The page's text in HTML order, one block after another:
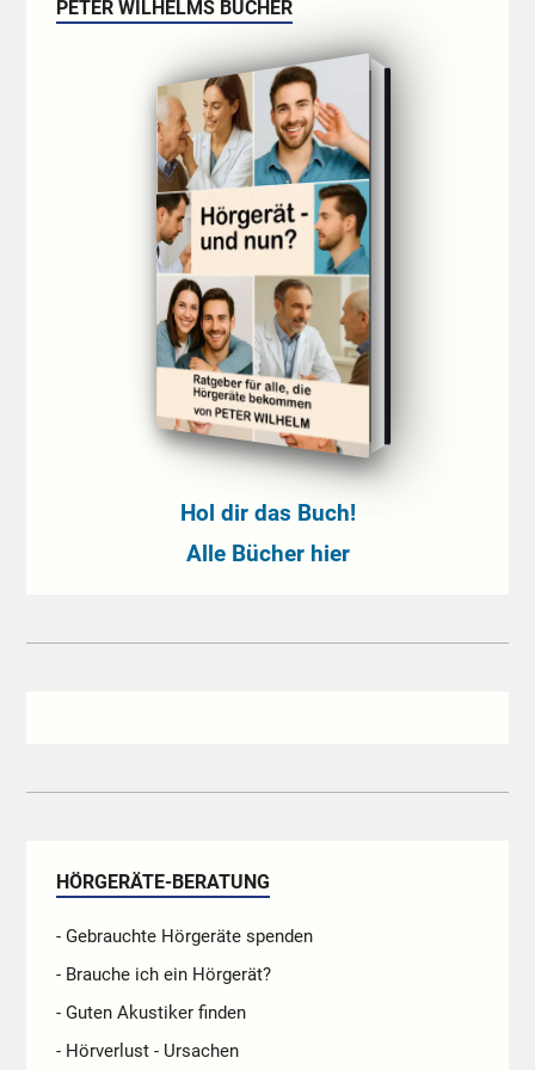
PETER WILHELMS BÜCHER
Hol dir das Buch!
Alle Bücher hier
HÖRGERÄTE-BERATUNG
- Gebrauchte Hörgeräte spenden
- Brauche ich ein Hörgerät?
- Guten Akustiker finden
- Hörverlust - Ursachen